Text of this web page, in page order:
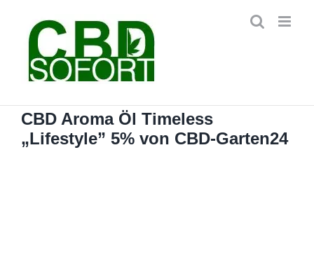
springen
CBD Aroma Öl Timeless
„Lifestyle” 5% von CBD-Garten24